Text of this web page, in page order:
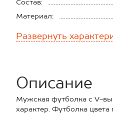
Состав:
Материал:
Развернуть
Описание
Мужская футболка с V-
характер. Футболка